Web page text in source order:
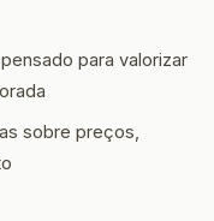
para valorizar
sobre preços,